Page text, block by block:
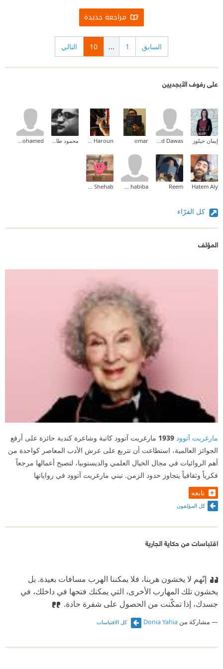
مراجعة جديدة
السابق 1
...
10 التالي
على رفوف الأبجديين
إيمان حيلوز Mohamad Dawas
omar
Amal Idris Haroun محمود طارق إبراهيم amr mohamed
Hatem Aly
Reem
om habiba
Tarek Shehab
كل القرّاء
المؤلف
مارغريت آتوود 1939 مارغريت آتوود كاتبة وشاعرة كندية حائزة على أرفع
الجوائز العالمية، استطاعت أن تتربع على عرش الأدب المعاصر كواحدة من
أهم الروائيات في مجال الخيال العلمي والديستوبيا، لتصبح أعمالها مرجعاً
فكرياً وثقافياً يتجاوز حدود الزمن. تبني مارغريت آتوود في رواياتها
تابعه
كل المؤلفون
اقتباسات من حكاية الجارية
إنّهم لا يخشون هربنا، فلا يمكننا الهرب مسافات بعيدة. بل
يخشون تلك المهارب الأخرى، التي يمكنك فتحها في داخلك، في
جسدك، إذا تمكّنت من الحصول على شفرة حادة.
مشاركة من Donia Yahia كل الاقتباسات